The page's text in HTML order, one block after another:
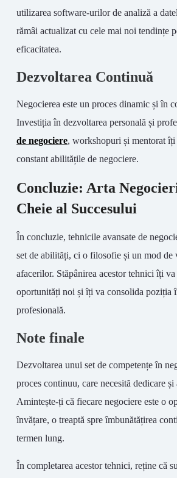
utilizarea software-urilor de analiză a
rămâi actualizat cu cele mai noi tendințe
eficacitatea.
Dezvoltarea Continuă
Negocierea este un proces dinamic și în
Investiția în dezvoltarea personală și
de negociere, workshopuri și mentorat
constant abilitățile de negociere.
Concluzie: Arta
Cheie al Succesului
În concluzie, tehnicile avansate de
set de abilități, ci o filosofie și un mod de
afacerilor. Stăpânirea acestor tehnici îți
oportunități noi și îți va consolida poziția
profesională.
Note finale
Dezvoltarea unui set de competențe în
proces continuu, care necesită dedicare și
Amintește-ți că fiecare negociere este o
învățare, o treaptă spre îmbunătățirea
termen lung.
În completarea acestor tehnici, reține că